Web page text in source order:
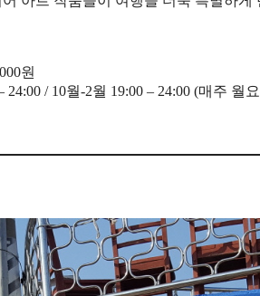
원
/ 10월-2월 19:00 – 24:00 (매주 월